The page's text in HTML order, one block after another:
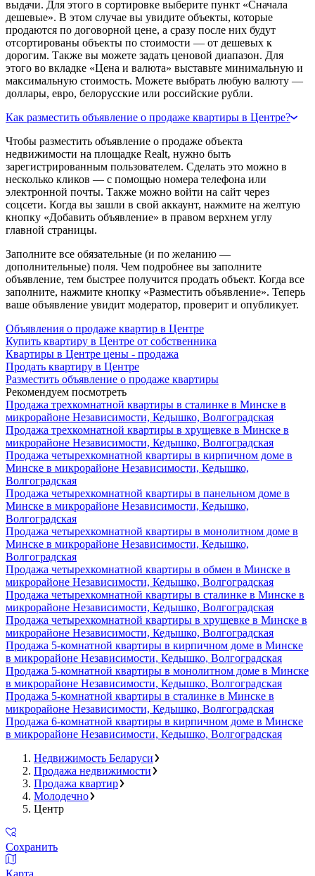
выдачи. Для этого в сортировке выберите пункт «Сначала
дешевые». В этом случае вы увидите объекты, которые
продаются по договорной цене, а сразу после них будут
отсортированы объекты по стоимости — от дешевых к
дорогим. Также вы можете задать ценовой диапазон. Для
этого во вкладке «Цена и валюта» выставьте минимальную и
максимальную стоимость. Можете выбрать любую валюту —
доллары, евро, белорусские или российские рубли.
Как разместить объявление о продаже квартиры в Центре?
Чтобы разместить объявление о продаже объекта
недвижимости на площадке Realt, нужно быть
зарегистрированным пользователем. Сделать это можно в
несколько кликов — с помощью номера телефона или
электронной почты. Также можно войти на сайт через
соцсети. Когда вы зашли в свой аккаунт, нажмите на желтую
кнопку «Добавить объявление» в правом верхнем углу
главной страницы.
Заполните все обязательные (и по желанию —
дополнительные) поля. Чем подробнее вы заполните
объявление, тем быстрее получится продать объект. Когда все
заполните, нажмите кнопку «Разместить объявление». Теперь
ваше объявление увидит модератор, проверит и опубликует.
Объявления о продаже квартир в Центре
Купить квартиру в Центре от собственника
Квартиры в Центре цены - продажа
Продать квартиру в Центре
Разместить объявление о продаже квартиры
Рекомендуем посмотреть
Продажа трехкомнатной квартиры в сталинке в Минске в
микрорайоне Независимости, Кедышко, Волгоградская
Продажа трехкомнатной квартиры в хрущевке в Минске в
микрорайоне Независимости, Кедышко, Волгоградская
Продажа четырехкомнатной квартиры в кирпичном доме в
Минске в микрорайоне Независимости, Кедышко,
Волгоградская
Продажа четырехкомнатной квартиры в панельном доме в
Минске в микрорайоне Независимости, Кедышко,
Волгоградская
Продажа четырехкомнатной квартиры в монолитном доме в
Минске в микрорайоне Независимости, Кедышко,
Волгоградская
Продажа четырехкомнатной квартиры в обмен в Минске в
микрорайоне Независимости, Кедышко, Волгоградская
Продажа четырехкомнатной квартиры в сталинке в Минске в
микрорайоне Независимости, Кедышко, Волгоградская
Продажа четырехкомнатной квартиры в хрущевке в Минске в
микрорайоне Независимости, Кедышко, Волгоградская
Продажа 5-комнатной квартиры в кирпичном доме в Минске
в микрорайоне Независимости, Кедышко, Волгоградская
Продажа 5-комнатной квартиры в монолитном доме в Минске
в микрорайоне Независимости, Кедышко, Волгоградская
Продажа 5-комнатной квартиры в сталинке в Минске в
микрорайоне Независимости, Кедышко, Волгоградская
Продажа 6-комнатной квартиры в кирпичном доме в Минске
в микрорайоне Независимости, Кедышко, Волгоградская
Недвижимость Беларуси
Продажа недвижимости
Продажа квартир
Молодечно
Центр
Сохранить
Карта